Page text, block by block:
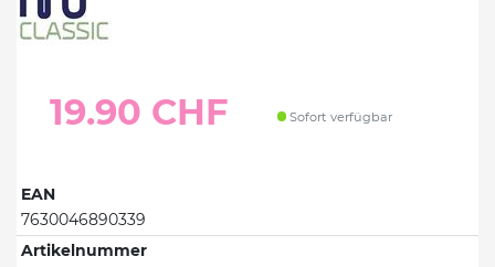
19.90 CHF Sofort verfügbar
EAN
7630046890339
Artikelnummer